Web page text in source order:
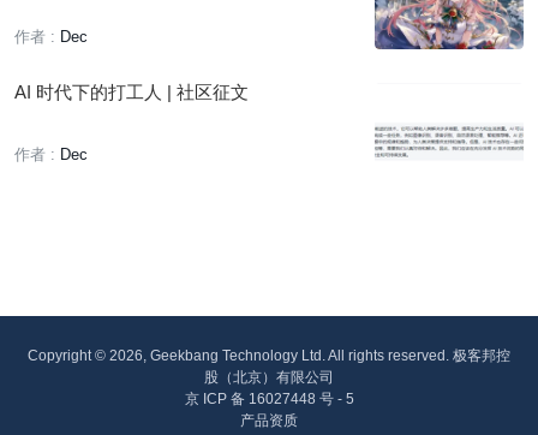
作者 : Dec
AI 时代下的打工人 | 社区征文
作者 : Dec
Copyright © 2026, Geekbang Technology Ltd. All rights reserved. 极客邦控
股（北京）有限公司
京 ICP 备 16027448 号 - 5
产品资质